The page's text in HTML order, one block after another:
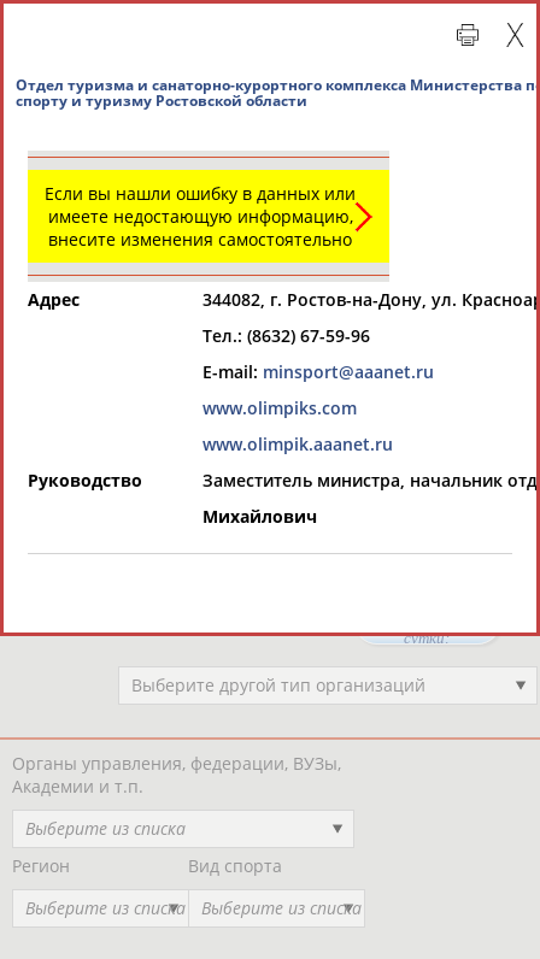
сутки:
Региональные спортивные организации
СВОДНЫЕ ИНДЕКСЫ
ТАБЛО АКТИВНОСТИ
Региональные спортивные организации
Выберите другой тип организаций
Органы управления, федерации, ВУЗы,
Академии и т.п.
Выберите из списка
Регион
Выберите из списка
Вид спорта
Выберите из списка
Отдел туризма и санаторно-курортного
Если вы нашли ошибку в данных или
имеете недостающую информацию,
внесите изменения самостоятельно
Адрес
344082, г. Ростов-на-Дону, ул.
Тел.: (8632) 67-59-96
E-mail: minsport@aaanet.ru
www.olimpiks.com
www.olimpik.aaanet.ru
Руководство
Заместитель министра, начальник
Михайлович